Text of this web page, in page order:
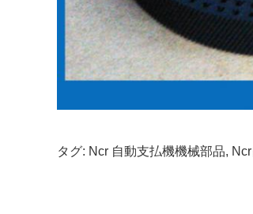
タグ: Ncr 自動支払機機械部品,